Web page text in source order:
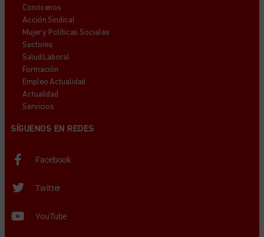
Conócenos
Acción Sindical
Mujer y Políticas Sociales
Sectores
Salud Laboral
Formación
Empleo Actualidad
Actualidad
Servicios
SÍGUENOS EN REDES
Facebook
Twitter
YouTube